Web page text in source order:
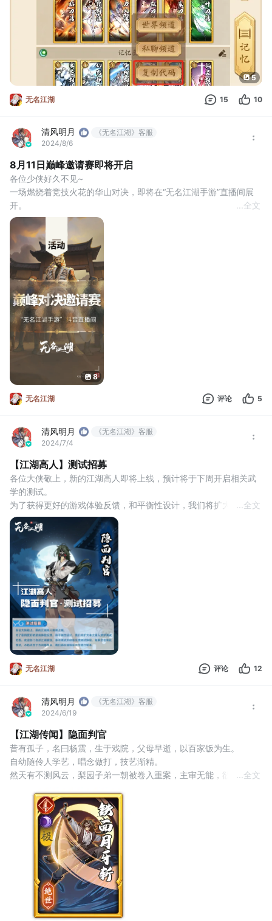
复制的套路代码，可通过聊天频
5
无名江湖 15 10
清风明月
《无名江湖》客服
2024/8/6
8月11日巅峰邀请赛即将开启
各位少侠好久不见~
一场燃烧着竞技火花的华山对决，即将在“无名江湖手游”直播间展
开。
这次有何不同?直播间将邀请江湖顶尖高手参与本期比赛。
游戏中、论坛内或群聊中，少侠们口中相传各种游戏高人，江湖高
手，都有可能出现在比赛中!
已经开始期待这场空前的对决现场了。
除此以外，本期比赛奖励加码!前八强将解锁最新【限时称号】奖
励，不仅如此，直播间围观掉落的奖励也会提升。
关注直播间，获奖不迷路，就在《无名
全文
8
无名江湖 评论 5
清风明月
《无名江湖》客服
2024/7/4
【江湖高人】测试招募
各位大侠敬上，新的江湖高人即将上线，预计将于下周开启相关武
学的测试。
为了获得更好的游戏体验反馈，和平衡性设计，我们将扩大本次高
人武学测试范围。
欢迎各门各派江湖豪侠，参与测试并积极反馈测试体验。
如果您正有此意，不妨点击下方问卷报名，我们将在审核后同您进
行联系。
问卷地址：https://wj.qq.com/s2/14907031/4120/
全文
无名江湖 评论 12
清风明月
《无名江湖》客服
2024/6/19
【江湖传闻】隐面判官
昔有孤子，名曰杨震，生于戏院，父母早逝，以百家饭为生。
自幼随伶人学艺，唱念做打，技艺渐精。
然天有不测风云，梨园子弟一朝被卷入重案，主审无能，欲以刑逼
幸有侠士出手，潜入调查，终证清白。
杨震出狱，心怀感激，立志学武，以助弱小。
侠士闻其狱中不屈，遂授以独门刀法，此法本无名，因府尹清廉，
气势所生。
杨震行走江湖，以面具示人，号“隐面判官”。
夜间出手，刀光如月，江湖人赠名“铁面月牙
全文